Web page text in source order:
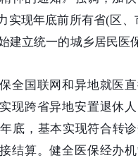
实现年底前所有省(区、
建立统一的城乡居民医
全国联网和异地就医
现跨省异地安置退休
底，基本实现符合转
结算。健全医保经办